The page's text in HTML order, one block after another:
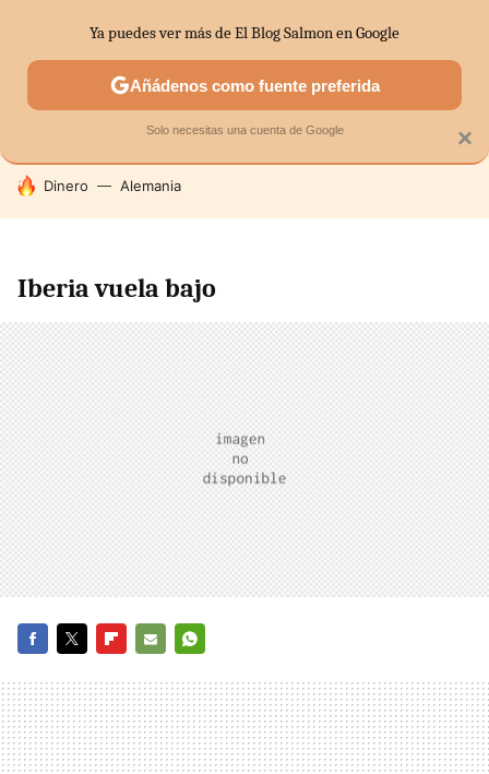
SECTORES ECONOMÍA DOMÉSTICA MERCADOS
HOY SE HABLA DE
Dinero Alemania
Iberia vuela bajo
MAIL
×
Ya puedes ver más de El Blog Salmon en Google
Añádenos como fuente preferida
Solo necesitas una cuenta de Google